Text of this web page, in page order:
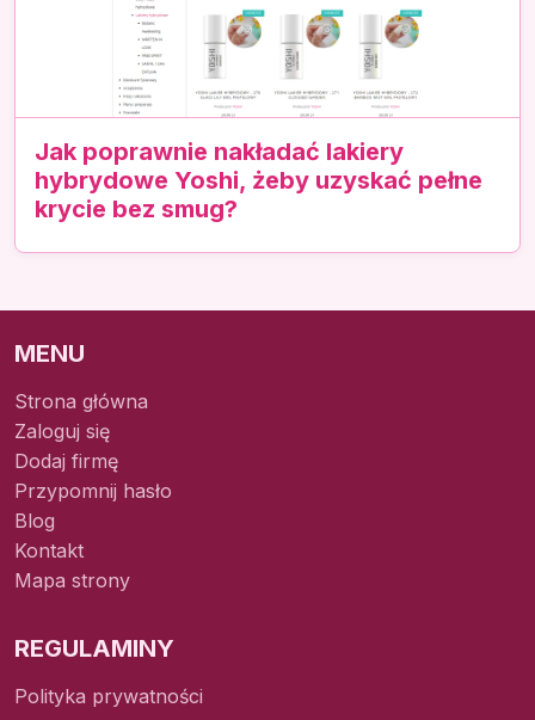
Jak poprawnie nakładać lakiery
hybrydowe Yoshi, żeby uzyskać pełne
krycie bez smug?
MENU
Strona główna
Zaloguj się
Dodaj firmę
Przypomnij hasło
Blog
Kontakt
Mapa strony
REGULAMINY
Polityka prywatności